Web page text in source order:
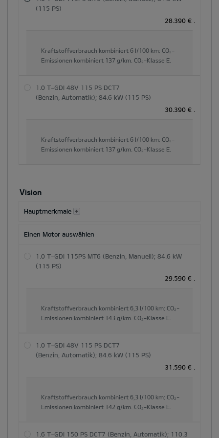
Gesamtpreis
dynamisch
aktualisiert
(115 PS)
28.390 €
Kraftstoffverbrauch kombiniert 6 l/100 km; CO₂-
Emissionen kombiniert 137 g/km. CO₂-Klasse E.
1.0 T-GDI 48V 115 PS DCT7
(Benzin, Automatik); 84.6 kW (115 PS)
30.390 €
Kraftstoffverbrauch kombiniert 6 l/100 km; CO₂-
Emissionen kombiniert 137 g/km. CO₂-Klasse E.
Vision
Hauptmerkmale
Einen Motor auswählen
1.0 T-GDI 115PS MT6 (Benzin, Manuell); 84.6 kW
(115 PS)
29.590 €
Kraftstoffverbrauch kombiniert 6,3 l/100 km; CO₂-
Emissionen kombiniert 143 g/km. CO₂-Klasse E.
1.0 T-GDI 48V 115 PS DCT7
(Benzin, Automatik); 84.6 kW (115 PS)
31.590 €
Kraftstoffverbrauch kombiniert 6,3 l/100 km; CO₂-
Emissionen kombiniert 142 g/km. CO₂-Klasse E.
1.6 T-GDI 150 PS DCT7 (Benzin, Automatik); 110.3